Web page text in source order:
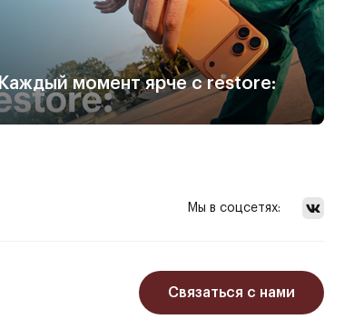
Каждый момент ярче с restore:
Мы в соцсетях:
Связаться с нами